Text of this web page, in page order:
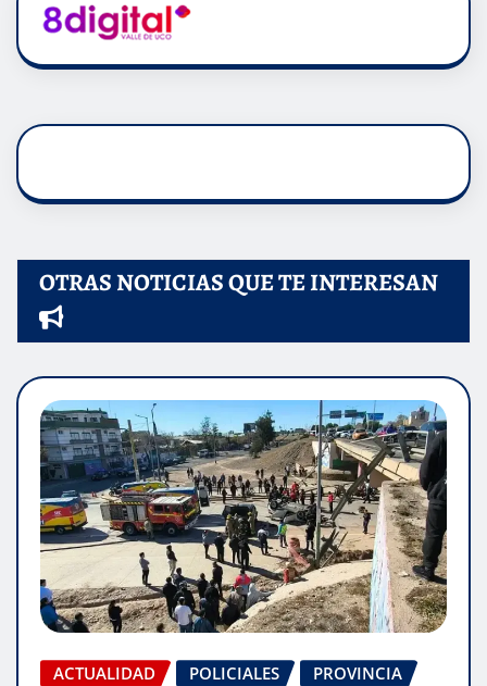
OTRAS NOTICIAS QUE TE INTERESAN
ACTUALIDAD POLICIALES
PROVINCIA